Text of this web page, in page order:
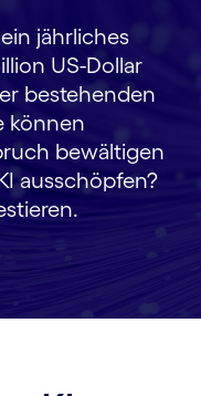
jährliches
US-Dollar
bestehenden
können
bewältigen
ausschöpfen?